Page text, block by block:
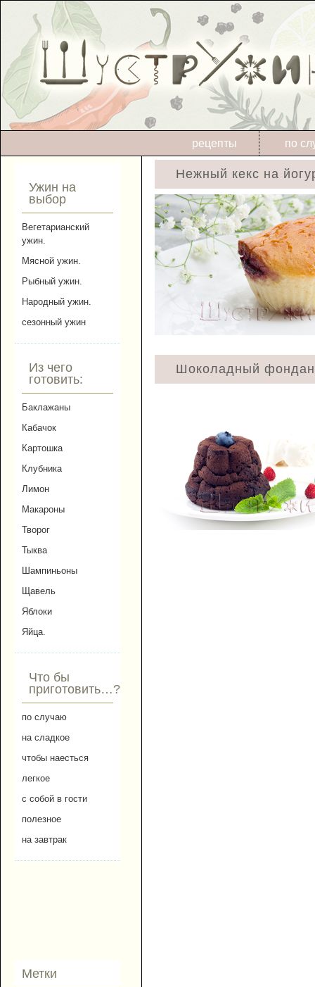
по
рецепты
Ужин на
выбор
Вегетарианский
ужин.
Мясной ужин.
Рыбный ужин.
Народный ужин.
сезонный ужин
Из чего
готовить:
Баклажаны
Кабачок
Картошка
Клубника
Лимон
Макароны
Творог
Тыква
Шампиньоны
Щавель
Яблоки
Яйца.
Что бы
приготовить…?
по случаю
на сладкое
чтобы наесться
легкое
с собой в гости
полезное
на завтрак
Метки
Нежный кекс на
Шоколадный